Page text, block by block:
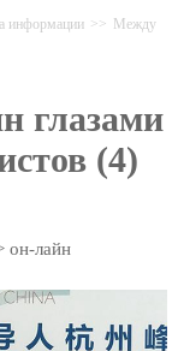
информации >> Между
глазами
(4)
он-лайн